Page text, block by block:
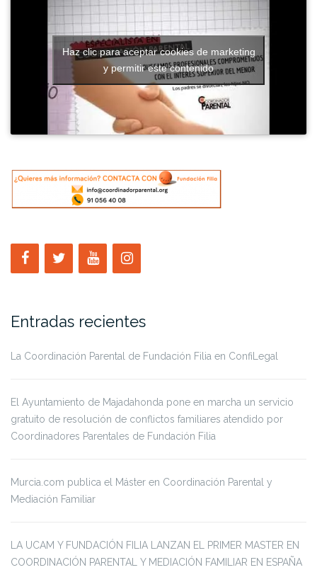
Haz clic para aceptar cookies de marketing
y permitir este contenido
Entradas recientes
La Coordinación Parental de Fundación Filia en ConfiLegal
El Ayuntamiento de Majadahonda pone en marcha un servicio
gratuito de resolución de conflictos familiares atendido por
Coordinadores Parentales de Fundación Filia
Murcia.com publica el Máster en Coordinación Parental y
Mediación Familiar
LA UCAM Y FUNDACIÓN FILIA LANZAN EL PRIMER MASTER EN
COORDINACIÓN PARENTAL Y MEDIACIÓN FAMILIAR EN ESPAÑA